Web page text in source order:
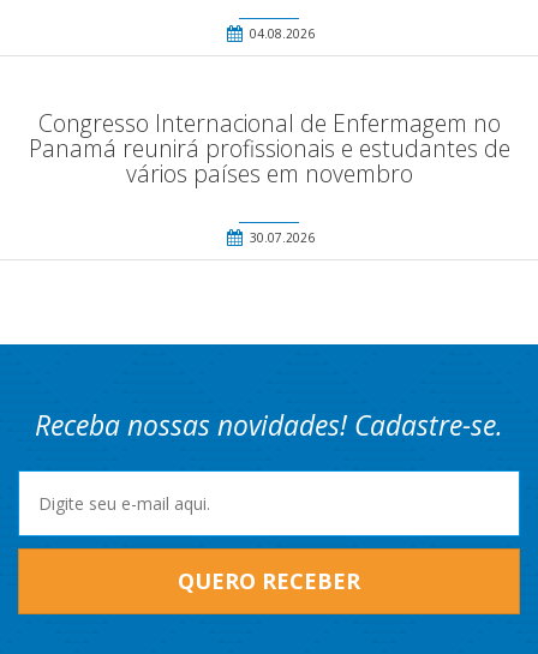
04.08.2026
Congresso Internacional de Enfermagem no
Panamá reunirá profissionais e estudantes de
vários países em novembro
30.07.2026
Receba nossas novidades! Cadastre-se.
QUERO RECEBER